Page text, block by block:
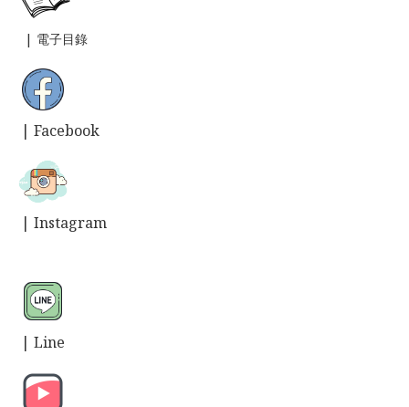
| 電子目錄
| Facebook
| Instagram
| Line